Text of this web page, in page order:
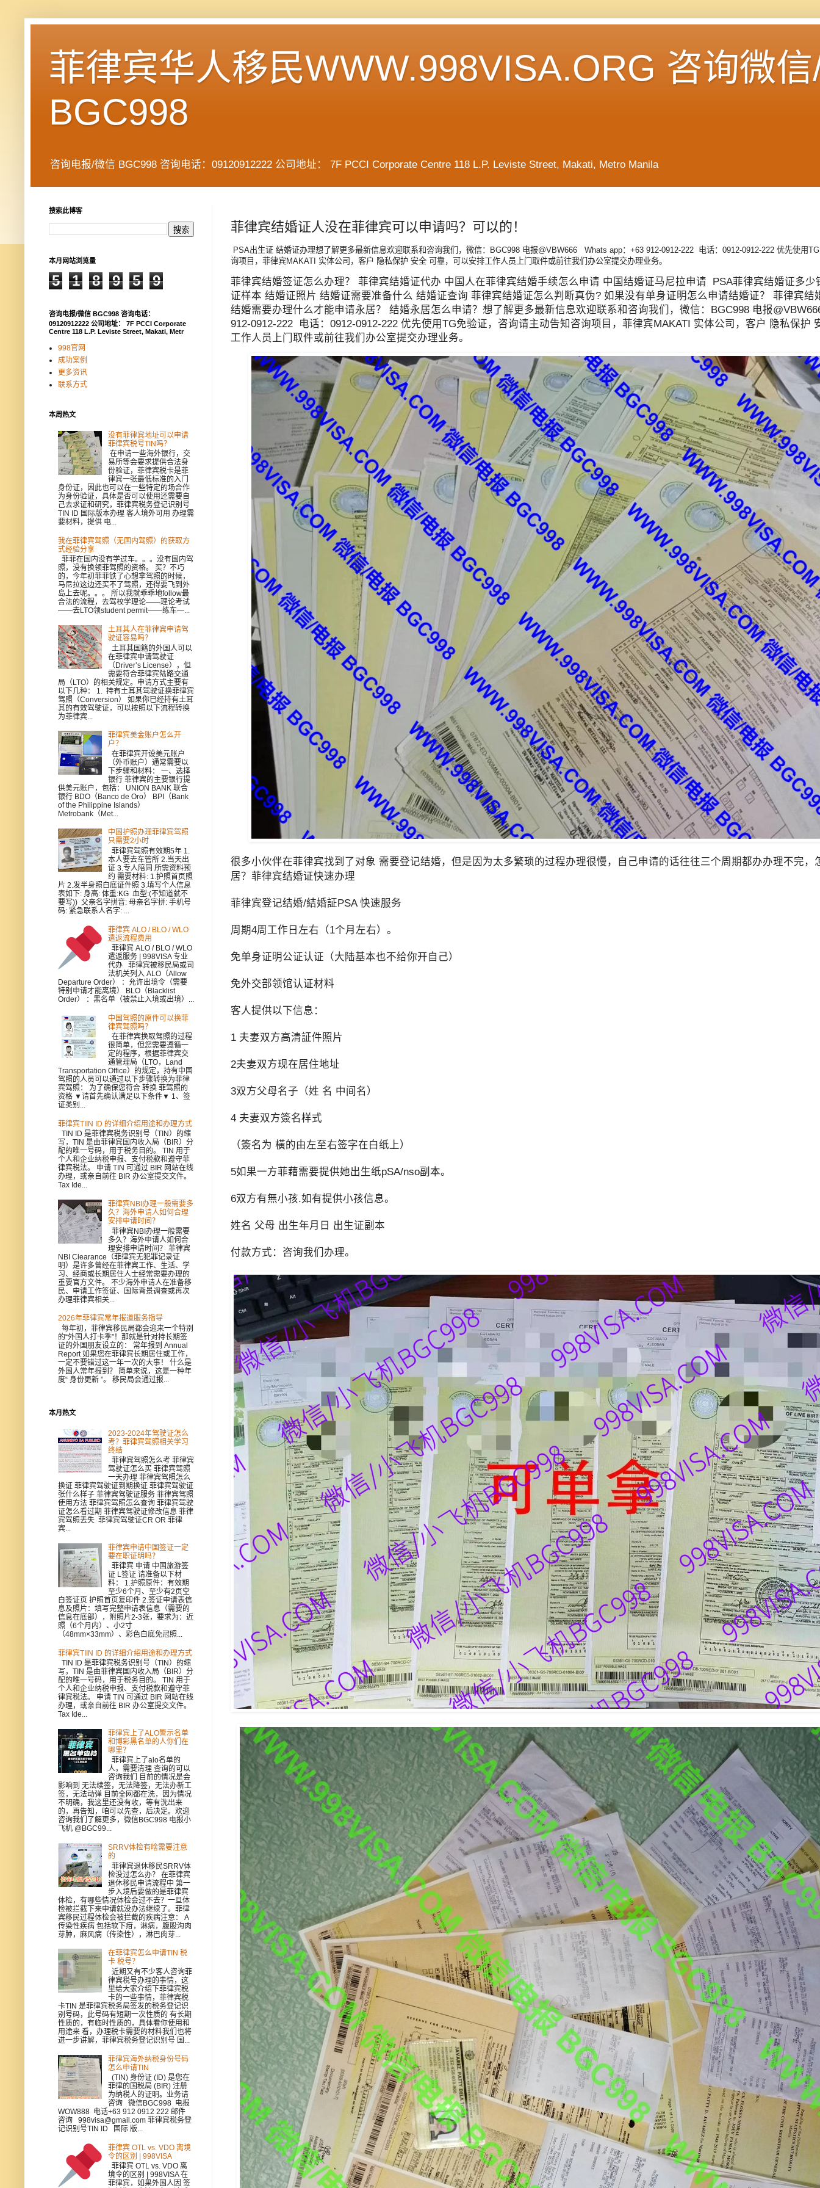
菲律宾华人移民WWW.998VISA.ORG 咨询微
BGC998
咨询电报/微信 BGC998 咨询电话：09120912222 公司地址： 7F PCCI Corporate Centre 118 L.P. Leviste Street, Makati, Metro Manila
菲律宾结婚证人没在菲律宾可以申请吗？可以的！
PSA出生证 结婚证办理想了解更多最新信息欢迎联系和咨询我们，微信：BGC998 电报@VBW666 Whats app：+63 912-0912-222 电话：0912-0912-222 优先使用
询项目，菲律宾MAKATI 实体公司，客户 隐私保护 安全 可靠，可以安排工作人员上门取件或前往我们办公室提交办理业务。
菲律宾结婚签证怎么办理？ 菲律宾结婚证代办 中国人在菲律宾结婚手续怎么申请 中国结婚证马尼拉申请 PSA菲律宾结婚证多少
证样本 结婚证照片 结婚证需要准备什么 结婚证查询 菲律宾结婚证怎么判断真伪? 如果没有单身证明怎么申请结婚证？ 菲律宾结
结婚需要办理什么才能申请永居？ 结婚永居怎么申请？想了解更多最新信息欢迎联系和咨询我们，微信：BGC998 电报
912-0912-222 电话：0912-0912-222 优先使用TG免验证，咨询请主动告知咨询项目，菲律宾MAKATI 实体公司，客户 隐私保护
工作人员上门取件或前往我们办公室提交办理业务。
很多小伙伴在菲律宾找到了对象 需要登记结婚，但是因为太多繁琐的过程办理很慢，自己申请的话往往三个周期都办办理不完，
居？菲律宾结婚证快速办理
菲律宾登记结婚/結婚証PSA 快速服务
周期4周工作日左右（1个月左右）。
免单身证明公证认证（大陆基本也不给你开自己）
免外交部领馆认证材料
客人提供以下信息：
1 夫妻双方高清証件照片
2夫妻双方现在居住地址
3双方父母名子（姓 名 中间名）
4 夫妻双方簽名样式
（簽名为 橫的由左至右签字在白纸上）
5如果一方菲藉需要提供她出生纸pSA/nso副本。
6双方有無小孩.如有提供小孩信息。
姓名 父母 出生年月日 出生证副本
付款方式：咨询我们办理。
搜索此博客
本月网站浏览量
5 1 8 9 5 9
咨询电报/微信 BGC998 咨询电话：
09120912222 公司地址： 7F PCCI Corporate
Centre 118 L.P. Leviste Street, Makati, Metr
998官网
成功案例
更多资讯
联系方式
本周热文
没有菲律宾地址可以申请
菲律宾税号TIN吗？
在申请一些海外银行，交
易所等会要求提供合法身
份验证，菲律宾税卡是菲
律宾一张最低标准的入门
身份证，因此也可以在一些特定的场合作
为身份验证，具体是否可以使用还需要自
己去求证和研究，菲律宾税务登记识别号
TIN ID 国际版本办理 客人境外可用 办理需
要材料，提供 电...
我在菲律宾驾照（无国内驾照）的获取方
式经验分享
菲菲在国内没有学过车。。。没有国内驾
照，没有换领菲驾照的资格。 买？不巧
的，今年初菲菲铁了心想拿驾照的时候，
马尼拉这边还买不了驾照，还得要飞到外
岛上去呢。。。 所以我就乖乖地follow最
合法的流程，去驾校学理论——理论考试
——去LTO领student permit——练车—...
土耳其人在菲律宾申请驾
驶证容易吗？
土耳其国籍的外国人可以
在菲律宾申请驾驶证
（Driver’s License），但
需要符合菲律宾陆路交通
局（LTO）的相关规定。申请方式主要有
以下几种： 1. 持有土耳其驾驶证换菲律宾
驾照（Conversion） 如果你已经持有土耳
其的有效驾驶证，可以按照以下流程转换
为菲律宾...
菲律宾美金账户怎么开
户？
在菲律宾开设美元账户
（外币账户）通常需要以
下步骤和材料： 一、选择
银行 菲律宾的主要银行提
供美元账户，包括： UNION BANK 联合
银行 BDO（Banco de Oro） BPI（Bank
of the Philippine Islands）
Metrobank（Met...
中国护照办理菲律宾驾照
只需要2小时
菲律宾驾照有效期5年 1.
本人要去车管所 2.当天出
证 3.专人陪同 所需资料预
约 需要材料: 1.护照首页照
片 2.发半身照白底证件照 3.填写个人信息
表如下: 身高: 体重:KG 血型:(不知道就不
要写)) 父亲名字拼音: 母亲名字拼: 手机号
码: 紧急联系人名字: ...
菲律宾 ALO / BLO / WLO
遣返流程费用
菲律宾 ALO / BLO / WLO
遣返服务 | 998VISA 专业
代办 菲律宾被移民局或司
法机关列入 ALO（Allow
Departure Order） ：允许出境令（需要
特别申请才能离境） BLO（Blacklist
Order） ：黑名单（被禁止入境或出境）...
中国驾照的原件可以换菲
律宾驾照吗？
在菲律宾换取驾照的过程
很简单，但您需要遵循一
定的程序，根据菲律宾交
通管理局（LTO，Land
Transportation Office）的规定，持有中国
驾照的人员可以通过以下步骤转换为菲律
宾驾照： 为了确保您符合 转换 菲驾照的
资格 ▼请首先确认满足以下条件▼ 1、签
证类别...
菲律宾TIIN ID 的详细介绍用途和办理方式
TIN ID 是菲律宾税务识别号（TIN）的缩
写，TIN 是由菲律宾国内收入局（BIR）分
配的唯一号码，用于税务目的。 TIN 用于
个人和企业纳税申报、支付税款和遵守菲
律宾税法。 申请 TIN 可通过 BIR 网站在线
办理，或亲自前往 BIR 办公室提交文件。
Tax Ide...
菲律宾NBI办理一般需要多
久？海外申请人如何合理
安排申请时间？
菲律宾NBI办理一般需要
多久？海外申请人如何合
理安排申请时间？ 菲律宾
NBI Clearance（菲律宾无犯罪记录证
明）是许多曾经在菲律宾工作、生活、学
习、经商或长期居住人士经常需要办理的
重要官方文件。 不少海外申请人在准备移
民、申请工作签证、国际背景调查或再次
办理菲律宾相关...
2026年菲律宾常年报道服务指导
每年初，菲律宾移民局都会迎来一个特别
的“外国人打卡季”！那就是针对持长期签
证的外国朋友设立的： 常年报到 Annual
Report 如果您在菲律宾长期居住或工作，
一定不要错过这一年一次的大事！ 什么是
外国人常年报到？ 简单来说，这是一种年
度“ 身份更新 ”。 移民局会通过报...
本月热文
2023-2024年驾驶证怎么
考？菲律宾驾照相关学习
终结
菲律宾驾照怎么考 菲律宾
驾驶证怎么买 菲律宾驾照
一天办理 菲律宾驾照怎么
换证 菲律宾驾驶证到期换证 菲律宾驾驶证
张什么样子 菲律宾驾驶证服务 菲律宾驾照
使用方法 菲律宾驾照怎么查询 菲律宾驾驶
证怎么看过期 菲律宾驾驶证修改信息 菲律
宾驾照丢失 菲律宾驾驶证CR OR 菲律
宾...
菲律宾申请中国签证一定
要在职证明吗？
菲律宾 申请 中国旅游签
证 L签证 请准备以下材
料： 1.护照原件：有效期
至少6个月、至少有2页空
白签证页 护照首页复印件 2.签证申请表信
息及照片：填写完整申请表信息（需要的
信息在底部），附照片2-3张，要求为：近
照（6个月内）、小2寸
（48mm×33mm）、彩色白底免冠照...
菲律宾TIIN ID 的详细介绍用途和办理方式
TIN ID 是菲律宾税务识别号（TIN）的缩
写，TIN 是由菲律宾国内收入局（BIR）分
配的唯一号码，用于税务目的。 TIN 用于
个人和企业纳税申报、支付税款和遵守菲
律宾税法。 申请 TIN 可通过 BIR 网站在线
办理，或亲自前往 BIR 办公室提交文件。
Tax Ide...
菲律宾上了ALO警示名单
和博彩黑名单的人你们在
哪里？
菲律宾上了alo名单的
人，需要清理 查询的可以
咨询我们 目前的情况是会
影响到 无法续签，无法降签，无法办新工
签，无法动弹 目前全网都在洗，因为情况
不明确，我这里还没有收，等有洗出来
的，再告知，咱可以先查，后决定。欢迎
咨询我们了解更多，微信BGC998 电报小
飞机 @BGC99...
SRRV体检有啥需要注意
的
菲律宾退休移民SRRV体
检没过怎么办？ 在菲律宾
退休移民申请流程中 第一
步入境后要做的是菲律宾
体检，有哪些情况体检会过不去？一旦体
检被拦截下来申请就没办法继续了。菲律
宾移民过程体检会被拦截的疾病注意： A
传染性疾病 包括软下疳，淋病，腹股沟肉
芽肿，麻风病（传染性），淋巴肉芽...
在菲律宾怎么申请TIN 税
卡 税号？
近期又有不少客人咨询菲
律宾税号办理的事情，这
里给大家介绍下菲律宾税
卡的一些事情，菲律宾税
卡TIN 是菲律宾税务局签发的税务登记识
别号码，此号码有短期一次性质的 有长期
性质的，有临时性质的，具体看你使用和
用途来 看，办理税卡需要的材料我们也将
进一步讲解，菲律宾税务登记识别号 国...
菲律宾海外纳税身份号码
怎么申请TIN
(TIN) 身份证 (ID) 是您在
菲律的国税局 (BIR) 注册
为纳税人的证明。业务请
咨询 微信BGC998 电报
WOW888 电话+63 912 0912 222 邮件
咨询 998visa@gmail.com 菲律宾税务登
记识别号TIN ID 国际 版...
菲律宾 OTL vs. VDO 离境
令的区别 | 998VISA
菲律宾 OTL vs. VDO 离
境令的区别 | 998VISA 在
菲律宾，如果外国人因 签